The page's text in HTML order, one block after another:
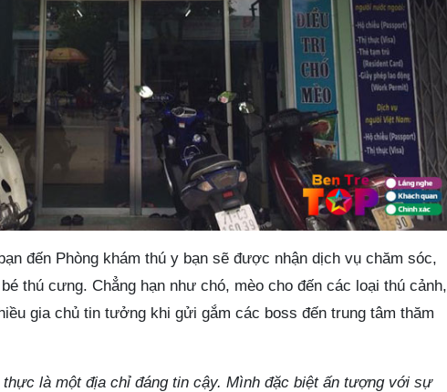
đến Phòng khám thú y bạn sẽ được nhận dịch vụ chăm sóc,
thú cưng. Chẳng hạn như chó, mèo cho đến các loại thú cảnh,
gia chủ tin tưởng khi gửi gắm các boss đến trung tâm thăm
thực là một địa chỉ đáng tin cậy. Mình đặc biệt ấn tượng với sự